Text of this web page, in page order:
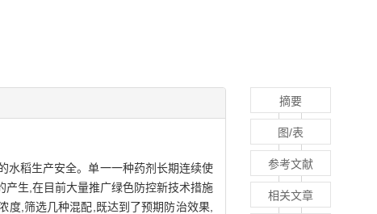
水稻生产安全。单一一种药剂长期连续使
生,在目前大量推广绿色防控新技术措施
度,筛选几种混配,既达到了预期防治效果,
摘要
图/表
参考文献
相关文章